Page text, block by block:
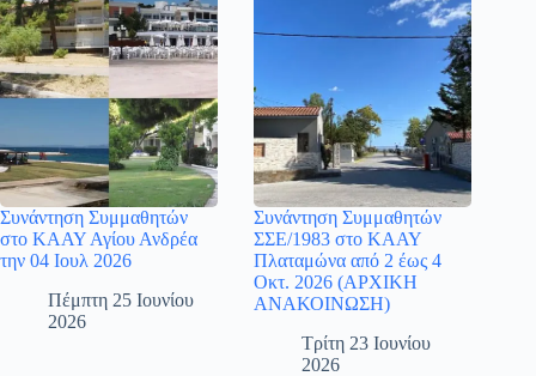
Συνάντηση Συμμαθητών
στο ΚΑΑΥ Αγίου Ανδρέα
την 04 Ιουλ 2026
Πέμπτη 25 Ιουνίου
2026
Συνάντηση Συμμαθητών
ΣΣΕ/1983 στο ΚΑΑΥ
Πλαταμώνα από 2 έως 4
Οκτ. 2026 (ΑΡΧΙΚΗ
ΑΝΑΚΟΙΝΩΣΗ)
Τρίτη 23 Ιουνίου
2026